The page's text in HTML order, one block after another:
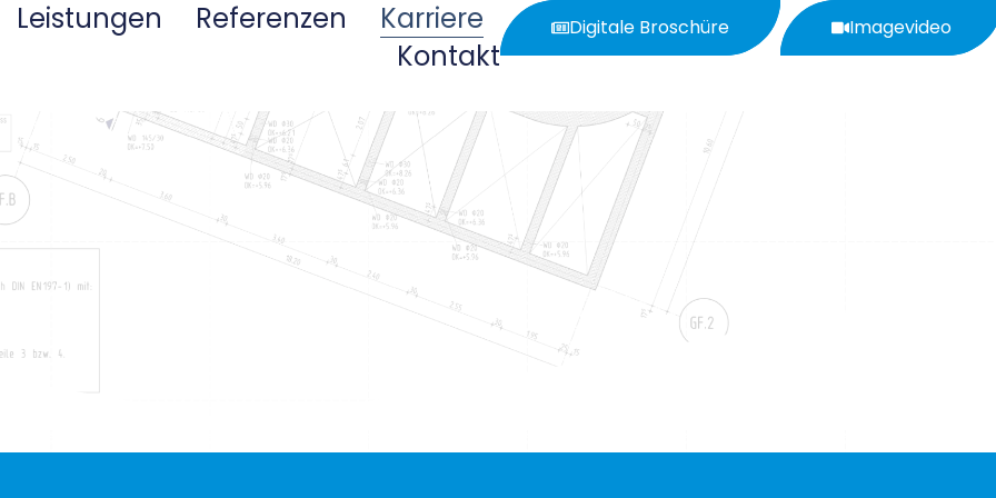
Leistungen Referenzen
Karriere
Kontakt
Digitale Broschüre Imagevideo